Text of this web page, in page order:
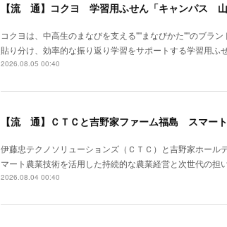
【流 通】コクヨ 学習用ふせん「キャンパス
コクヨは、中高生のまなびを支える""まなびかた""のブラ
貼り分け、効率的な振り返り学習をサポートする学習用
2026.08.05 00:40
【流 通】ＣＴＣと吉野家ファーム福島 スマー
伊藤忠テクノソリューションズ（ＣＴＣ）と吉野家ホー
マート農業技術を活用した持続的な農業経営と次世代
2026.08.04 00:40